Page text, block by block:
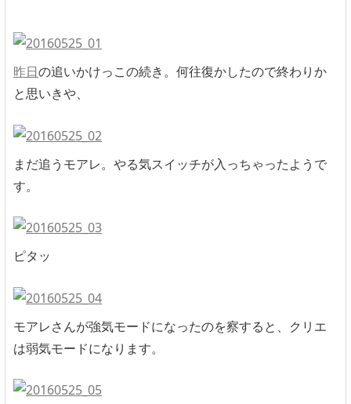
昨日の追いかけっこの続き。何往復かしたので終わりか
と思いきや、
まだ追うモアレ。やる気スイッチが入っちゃったようで
す。
ピタッ
モアレさんが強気モードになったのを察すると、クリエ
は弱気モードになります。